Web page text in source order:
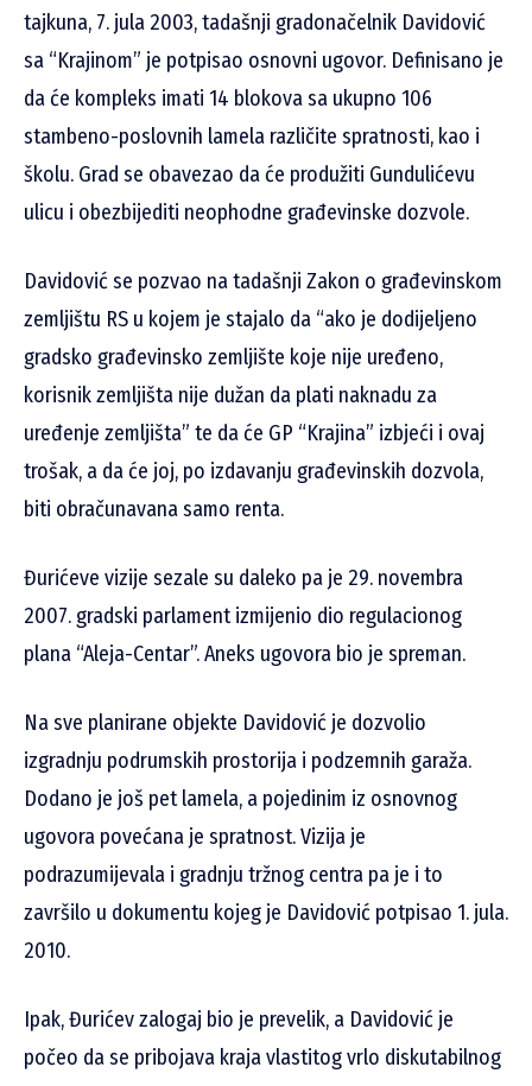
tajkuna, 7. jula 2003, tadašnji gradonačelnik Davidović
sa “Krajinom” je potpisao osnovni ugovor. Definisano je
da će kompleks imati 14 blokova sa ukupno 106
stambeno-poslovnih lamela različite spratnosti, kao i
školu. Grad se obavezao da će produžiti Gundulićevu
ulicu i obezbijediti neophodne građevinske dozvole.
Davidović se pozvao na tadašnji Zakon o građevinskom
zemljištu RS u kojem je stajalo da “ako je dodijeljeno
gradsko građevinsko zemljište koje nije uređeno,
korisnik zemljišta nije dužan da plati naknadu za
uređenje zemljišta” te da će GP “Krajina” izbjeći i ovaj
trošak, a da će joj, po izdavanju građevinskih dozvola,
biti obračunavana samo renta.
Đurićeve vizije sezale su daleko pa je 29. novembra
2007. gradski parlament izmijenio dio regulacionog
plana “Aleja-Centar”. Aneks ugovora bio je spreman.
Na sve planirane objekte Davidović je dozvolio
izgradnju podrumskih prostorija i podzemnih garaža.
Dodano je još pet lamela, a pojedinim iz osnovnog
ugovora povećana je spratnost. Vizija je
podrazumijevala i gradnju tržnog centra pa je i to
završilo u dokumentu kojeg je Davidović potpisao 1. jula.
2010.
Ipak, Đurićev zalogaj bio je prevelik, a Davidović je
počeo da se pribojava kraja vlastitog vrlo diskutabilnog